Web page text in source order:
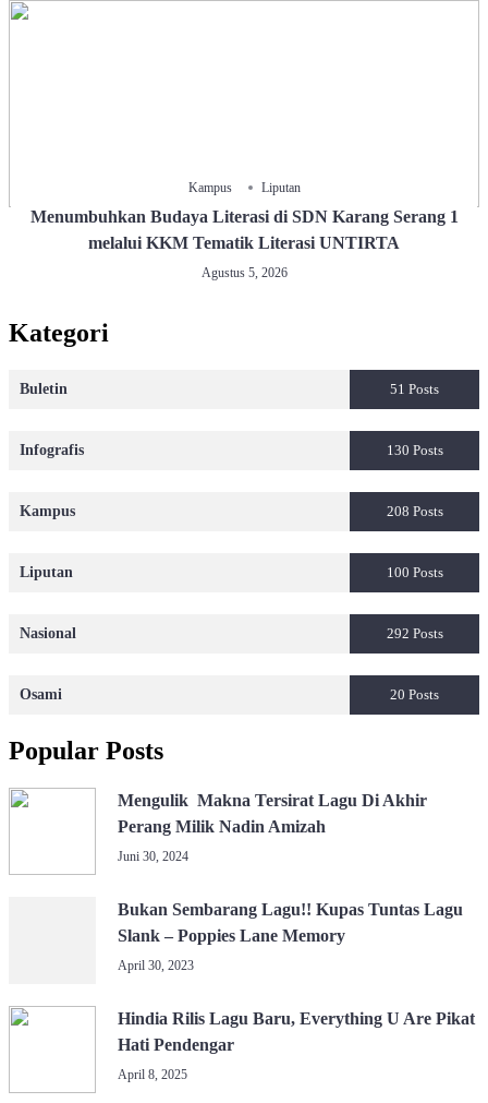
Kampus Liputan
Menumbuhkan Budaya Literasi di SDN Karang Serang 1
melalui KKM Tematik Literasi UNTIRTA
Agustus 5, 2026
Kategori
Buletin 51 Posts
Infografis 130 Posts
Kampus 208 Posts
Liputan 100 Posts
Nasional 292 Posts
Osami 20 Posts
Popular Posts
Mengulik Makna Tersirat Lagu Di Akhir
Perang Milik Nadin Amizah
Juni 30, 2024
Bukan Sembarang Lagu!! Kupas Tuntas Lagu
Slank – Poppies Lane Memory
April 30, 2023
Hindia Rilis Lagu Baru, Everything U Are Pikat
Hati Pendengar
April 8, 2025